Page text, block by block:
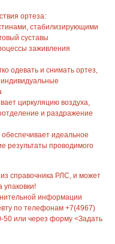
ортеза:
стабилизирующими
суставы
заживления
одевать и снимать ортез,
циркуляцию воздуха,
и раздражение
идеальное
результаты проводимого
справочника РЛС, и может
упаковки!
информации
по телефонам +7(4967)
50 или через форму <Задать